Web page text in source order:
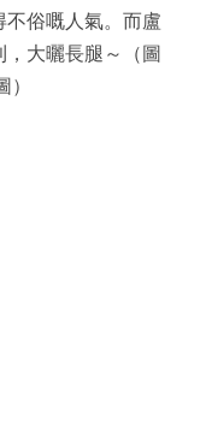
不俗嘅人氣。而盧
大曬長腿～（圖